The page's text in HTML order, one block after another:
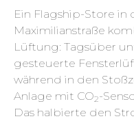
Ein Flagship-Store in
Maximilianstraße
Lüftung: Tagsüber
gesteuerte
während in den
Anlage mit CO2-
Das halbierte den